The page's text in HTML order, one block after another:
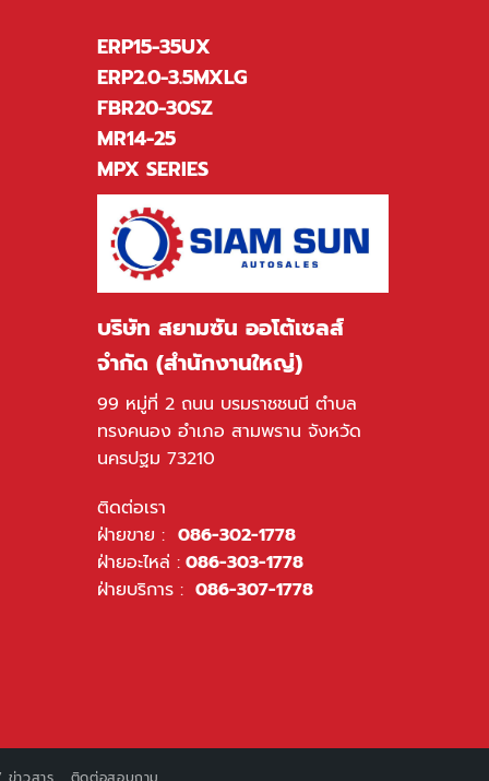
ERP15-35UX
ERP2.0-3.5MXLG
FBR20-30SZ
MR14-25
MPX SERIES
บริษัท สยามซัน ออโต้เซลส์
จำกัด (สำนักงานใหญ่)
99 หมู่ที่ 2 ถนน บรมราชชนนี ตำบล
ทรงคนอง อำเภอ สามพราน จังหวัด
นครปฐม 73210
ติดต่อเรา
ฝ่ายขาย : 086-302-1778
ฝ่ายอะไหล่ :086-303-1778
ฝ่ายบริการ : 086-307-1778